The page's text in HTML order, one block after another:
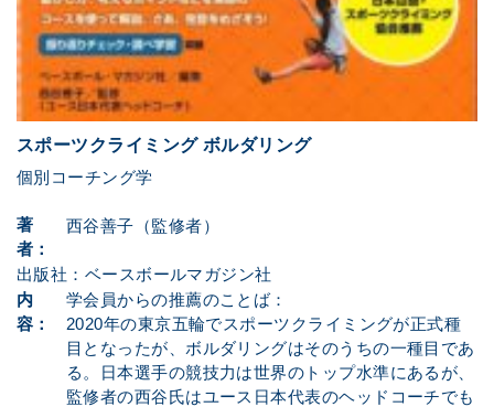
スポーツクライミング ボルダリング
個別コーチング学
著
者：
西谷善子（監修者）
出版社：ベースボールマガジン社
内
容：
学会員からの推薦のことば：
2020年の東京五輪でスポーツクライミングが正式種
目となったが、ボルダリングはそのうちの一種目であ
る。日本選手の競技力は世界のトップ水準にあるが、
監修者の西谷氏はユース日本代表のヘッドコーチでも